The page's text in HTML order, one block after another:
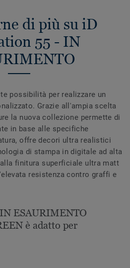
di più su iD
55 - IN
possibilità per realizzare un
Grazie all'ampia scelta
la nuova collezione permette di
in base alle specifiche
offre decori ultra realistici
di stampa in digitale ad alta
finitura superficiale ultra matt
resistenza contro graffi e
ESAURIMENTO
è adatto per